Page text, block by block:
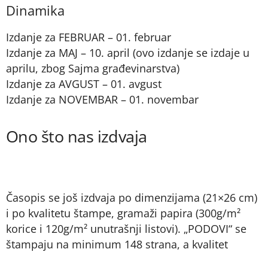
Dinamika
Izdanje za FEBRUAR – 01. februar
Izdanje za MAJ – 10. april (ovo izdanje se izdaje u
aprilu, zbog Sajma građevinarstva)
Izdanje za AVGUST – 01. avgust
Izdanje za NOVEMBAR – 01. novembar
Ono što nas izdvaja
Časopis se još izdvaja po dimenzijama (21×26 cm)
i po kvalitetu štampe, gramaži papira (300g/m²
korice i 120g/m² unutrašnji listovi). „PODOVI“ se
štampaju na minimum 148 strana, a kvalitet